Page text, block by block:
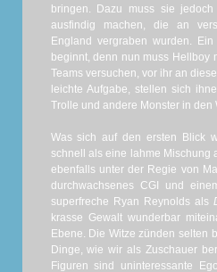
bringen. Dazu muss sie
ausfindig machen, die an
England vergraben wurden.
beginnt, denn nun muss Hellboy
Teams versuchen, vor ihr an
leichte Aufgabe, stellen sich
Trolle und andere Monster in den
Was sich auf den ersten Blick
schnell als eine lahme Mischung
ebenfalls unter der Regie von
durchwachsenes CGI und
superfreche Ryan Reynolds als
krasse Gewalt wunderbar
Ebene. Die Witze zünden selten
Dinge, wie wir als Zuschauer
Figuren sind uninteressante